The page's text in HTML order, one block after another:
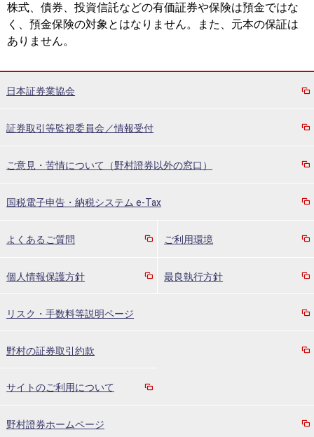
株式、債券、投資信託などの有価証券や保険は預金ではな
く、預金保険の対象とはなりません。また、元本の保証は
ありません。
日本証券業協会
証券取引等監視委員会／情報受付
ご意見・苦情について（野村證券以外の窓口）
国税電子申告・納税システム e-Tax
よくあるご質問 ご利用環境
個人情報保護方針 最良執行方針
リスク・手数料等説明ページ
野村の証券取引約款
サイトのご利用について
野村證券ホームページ